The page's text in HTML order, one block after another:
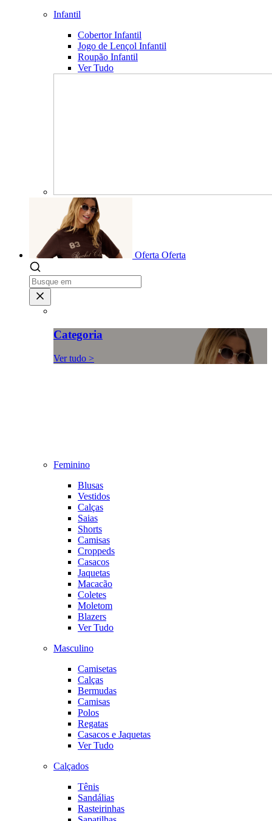
Infantil
Cobertor Infantil
Jogo de Lençol Infantil
Roupão Infantil
Ver Tudo
Oferta Oferta
Categoria
Ver tudo >
Feminino
Blusas
Vestidos
Calças
Saias
Shorts
Camisas
Croppeds
Casacos
Jaquetas
Macacão
Coletes
Moletom
Blazers
Ver Tudo
Masculino
Camisetas
Calças
Bermudas
Camisas
Polos
Regatas
Casacos e Jaquetas
Ver Tudo
Calçados
Tênis
Sandálias
Rasteirinhas